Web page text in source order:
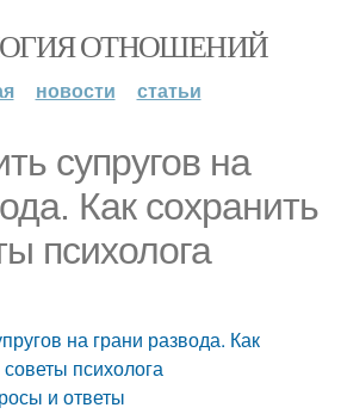
ОТНОШЕНИЙ
новости статьи
супругов на
Как сохранить
психолога
на грани развода. Как
психолога
и ответы